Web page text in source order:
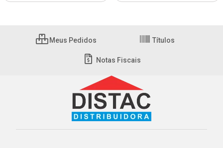
Meus Pedidos Títulos
Notas Fiscais